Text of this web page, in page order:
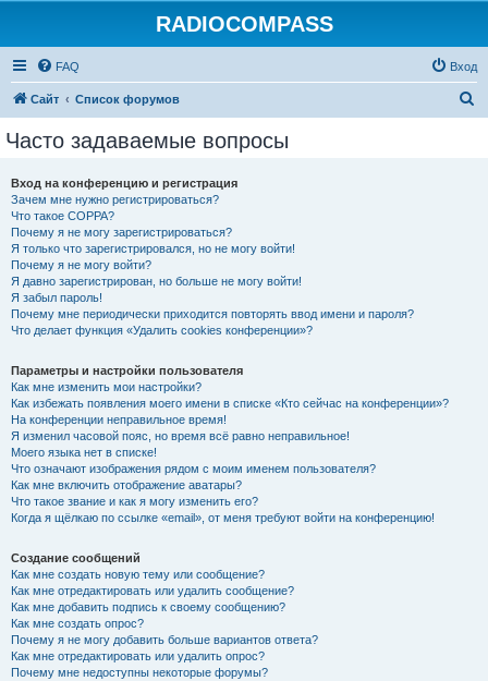
RADIOCOMPASS
FAQ Вход
Сайт Список форумов
Часто задаваемые вопросы
Вход на конференцию и регистрация
Зачем мне нужно регистрироваться?
Что такое COPPA?
Почему я не могу зарегистрироваться?
Я только что зарегистрировался, но не могу войти!
Почему я не могу войти?
Я давно зарегистрирован, но больше не могу войти!
Я забыл пароль!
Почему мне периодически приходится повторять ввод имени и пароля?
Что делает функция «Удалить cookies конференции»?
Параметры и настройки пользователя
Как мне изменить мои настройки?
Как избежать появления моего имени в списке «Кто сейчас на конференции»?
На конференции неправильное время!
Я изменил часовой пояс, но время всё равно неправильное!
Моего языка нет в списке!
Что означают изображения рядом с моим именем пользователя?
Как мне включить отображение аватары?
Что такое звание и как я могу изменить его?
Когда я щёлкаю по ссылке «email», от меня требуют войти на конференцию!
Создание сообщений
Как мне создать новую тему или сообщение?
Как мне отредактировать или удалить сообщение?
Как мне добавить подпись к своему сообщению?
Как мне создать опрос?
Почему я не могу добавить больше вариантов ответа?
Как мне отредактировать или удалить опрос?
Почему мне недоступны некоторые форумы?